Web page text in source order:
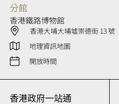
分館
香港鐵路博物館
香港大埔大埔墟崇德街 13 號
地理資訊地圖
開放時間
香港政府一站通